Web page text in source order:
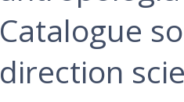
Catalogue
direction